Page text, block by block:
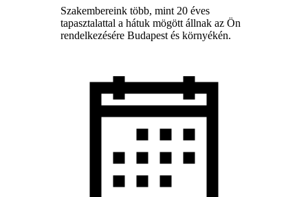
Szakembereink több, mint 20 éves
tapasztalattal a hátuk mögött állnak az Ön
rendelkezésére Budapest és környékén.